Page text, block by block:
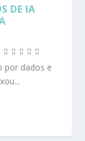
DE IA
por dados e